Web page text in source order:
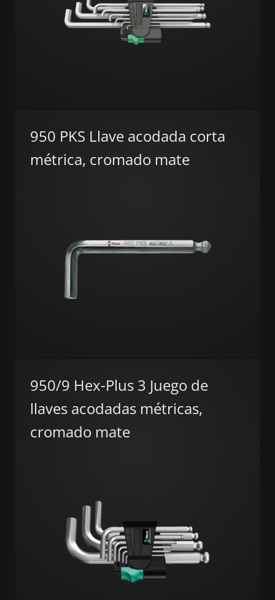
950 PKS Llave acodada corta
métrica, cromado mate
950/9 Hex-Plus 3 Juego de
llaves acodadas métricas,
cromado mate